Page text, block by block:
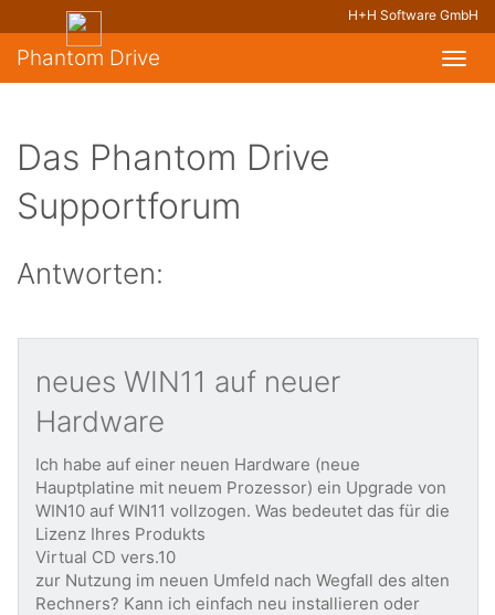
H+H Software GmbH
Phantom Drive
Das Phantom Drive
Supportforum
Antworten:
neues WIN11 auf neuer
Hardware
Ich habe auf einer neuen Hardware (neue
Hauptplatine mit neuem Prozessor) ein Upgrade von
WIN10 auf WIN11 vollzogen. Was bedeutet das für die
Lizenz Ihres Produkts
Virtual CD vers.10
zur Nutzung im neuen Umfeld nach Wegfall des alten
Rechners? Kann ich einfach neu installieren oder